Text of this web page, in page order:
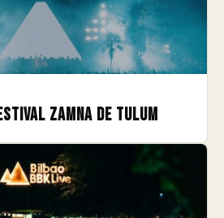
Zamna de Tulum